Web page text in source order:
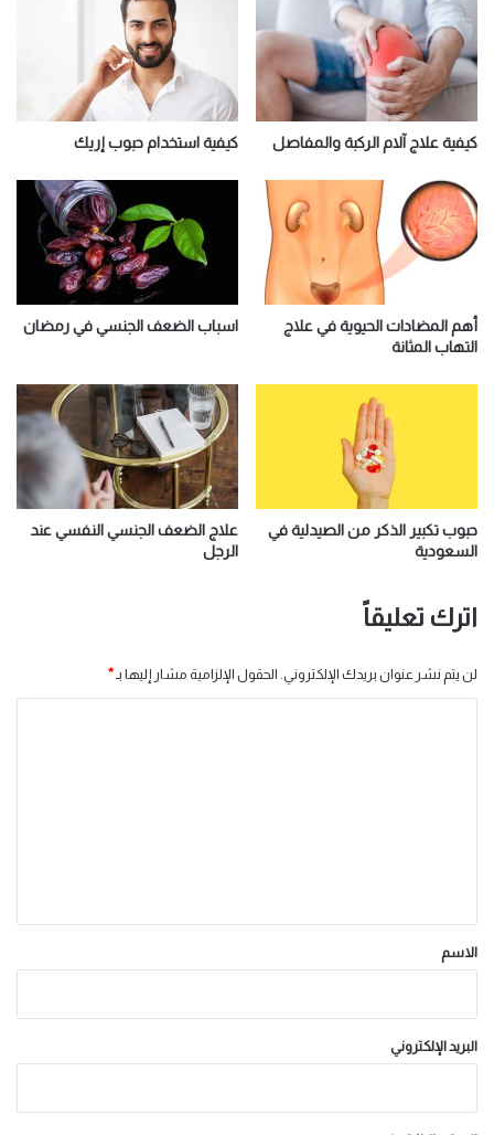
كيفية علاج آلام الركبة والمفاصل كيفية استخدام حبوب إريك
أهم المضادات الحيوية في علاج
التهاب المثانة
اسباب الضعف الجنسي في رمضان
حبوب تكبير الذكر من الصيدلية في
السعودية
علاج الضعف الجنسي النفسي عند
الرجل
اترك تعليقاً
لن يتم نشر عنوان بريدك الإلكتروني. الحقول الإلزامية مشار إليها بـ*
*
الاسم
البريد الإلكتروني